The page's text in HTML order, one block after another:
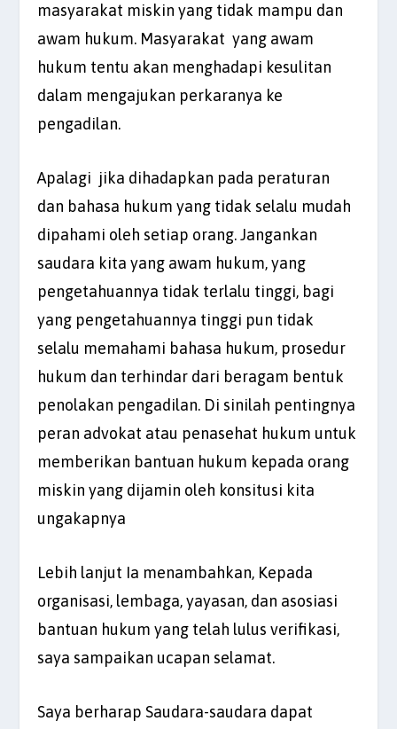
masyarakat miskin yang tidak mampu dan
awam hukum. Masyarakat yang awam
hukum tentu akan menghadapi kesulitan
dalam mengajukan perkaranya ke
pengadilan.
Apalagi jika dihadapkan pada peraturan
dan bahasa hukum yang tidak selalu mudah
dipahami oleh setiap orang. Jangankan
saudara kita yang awam hukum, yang
pengetahuannya tidak terlalu tinggi, bagi
yang pengetahuannya tinggi pun tidak
selalu memahami bahasa hukum, prosedur
hukum dan terhindar dari beragam bentuk
penolakan pengadilan. Di sinilah pentingnya
peran advokat atau penasehat hukum untuk
memberikan bantuan hukum kepada orang
miskin yang dijamin oleh konsitusi kita
ungakapnya
Lebih lanjut Ia menambahkan, Kepada
organisasi, lembaga, yayasan, dan asosiasi
bantuan hukum yang telah lulus verifikasi,
saya sampaikan ucapan selamat.
Saya berharap Saudara-saudara dapat